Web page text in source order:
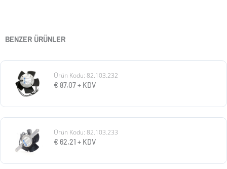
BENZER ÜRÜNLER
Ürün Kodu: 82.103.232
€ 87,07+ KDV
Ürün Kodu: 82.103.233
€ 62,21 + KDV